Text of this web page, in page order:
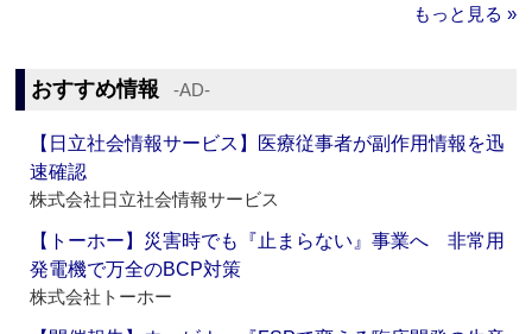
もっと見る »
おすすめ情報 ‐AD‐
【日立社会情報サービス】医療従事者が副作用情報を迅
速確認
株式会社日立社会情報サービス
【トーホー】災害時でも『止まらない』事業へ 非常用
発電機で万全のBCP対策
株式会社トーホー